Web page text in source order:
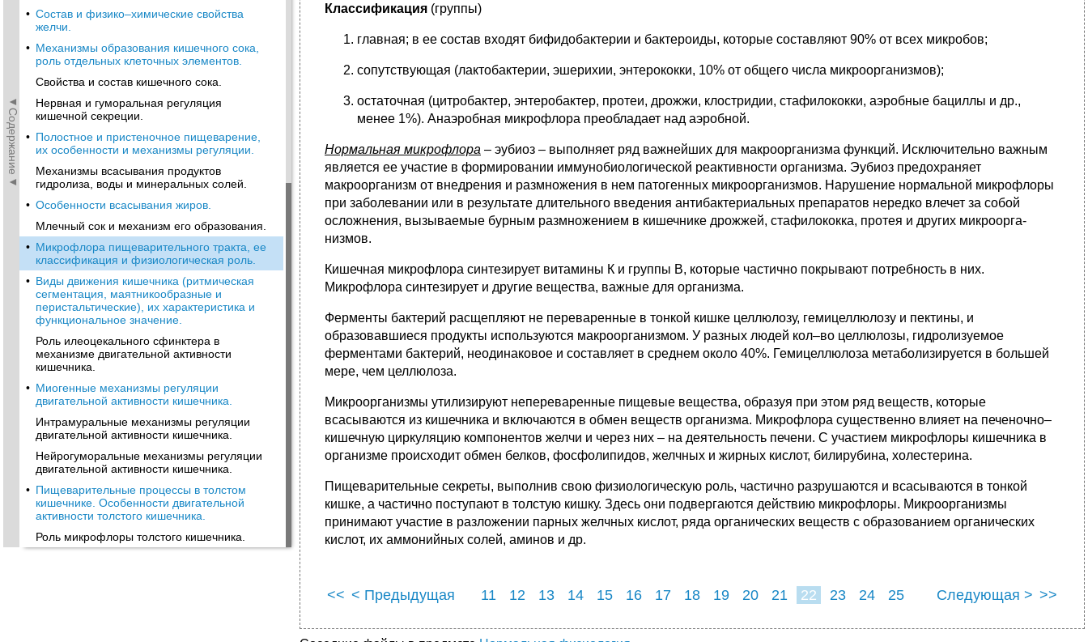
◄Содержание◄
• Состав и физико–химические свойства
желчи.
• Механизмы образования кишечного сока,
роль отдельных клеточных элементов.
Свойства и состав кишечного сока.
Нервная и гуморальная регуляция
кишечной секреции.
• Полостное и пристеночное пищеварение,
их особенности и механизмы регуляции.
Механизмы всасывания продуктов
гидролиза, воды и минеральных солей.
• Особенности всасывания жиров.
Млечный сок и механизм его образования.
• Микрофлора пищеварительного тракта, ее
классификация и физиологическая роль.
• Виды движения кишечника (ритмическая
сегментация, маятникообразные и
перистальтические), их характеристика и
функциональное значение.
Роль илеоцекального сфинктера в
механизме двигательной активности
кишечника.
• Миогенные механизмы регуляции
двигательной актив­ности кишечника.
Интрамуральные механизмы регуляции
двигательной актив­ности кишечника.
Нейрогуморальные механизмы регуляции
двигательной актив­ности кишечника.
• Пищеварительные процессы в толстом
кишечнике. Особенности двигательной
активности толстого кишечника.
Роль микрофлоры толстого кишечника.
Классификация (группы)
главная; в ее состав входят бифидобактерии и бактероиды, которые состав­ляют 90% от всех микробов;
сопутствующая (лактобактерии, эшерихии, энтерококки, 10% от общего числа микроорганизмов);
остаточная (цитробактер, энтеробактер, протеи, дрожжи, клостридии, стафилококки, аэробные бациллы и др.,
менее 1%). Анаэробная микрофлора преобладает над аэробной.
Нормальная микрофлора – эубиоз – выполняет ряд важней­ших для макроорганизма функций. Исключительно важным
явля­ется ее участие в формировании иммунобиологической реактивно­сти организма. Эубиоз предохраняет
макроорганизм от внедрения и размножения в нем патогенных микроорганизмов. Нарушение нормальной микрофлоры
при заболевании или в результате дли­тельного введения антибактериальных препаратов нередко влечет за собой
осложнения, вызываемые бурным размножением в ки­шечнике дрожжей, стафилококка, протея и других микроорга­
низмов.
Кишечная микрофлора синтезирует витамины К и группы В, которые частично покрывают потребность в них.
Микрофлора синтезирует и другие вещества, важные для организма.
Ферменты бактерий расщепляют не переваренные в тонкой кишке целлюлозу, гемицеллюлозу и пектины, и
образовавшиеся продукты используются макроорганизмом. У разных людей кол–во целлюлозы, гидролизуемое
ферментами бактерий, неоди­наковое и составляет в среднем около 40%. Гемицеллюлоза метаболизируется в большей
мере, чем целлюлоза.
Микроорганизмы утилизируют непереваренные пищевые вещества, образуя при этом ряд веществ, которые
всасываются из кишечника и включаются в обмен веществ организма. Микрофлора существенно влияет на печеночно–
кишечную циркуляцию компонентов желчи и через них – на деятельность печени. С участием микрофлоры кишечника в
организме происходит обмен белков, фосфолипидов, желчных и жирных кислот, билирубина, холестерина.
Пищеварительные секреты, выполнив свою физиологическую роль, частично разрушаются и всасываются в тонкой
кишке, а частично поступают в толстую кишку. Здесь они подвергаются действию микрофлоры. Микроорганизмы
принимают участие в разложении парных желчных кислот, ряда органических веществ с образованием органических
кислот, их аммонийных солей, аминов и др.
<< < Предыдущая 11 12 13 14 15 16 17 18 19 20 21 22 23 24 25 Следующая > >>